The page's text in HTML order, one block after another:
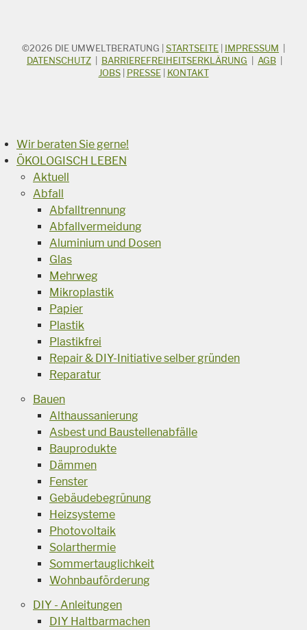
STICHWORTSUCHE
Suchbegriff
©2026 DIE UMWELTBERATUNG STARTSEITE IMPRESSUM
DATENSCHUTZ
BARRIEREFREIHEITSERKLÄRUNG AGB
JOBS| PRESSE| KONTAKT
Wir beraten Sie gerne!
ÖKOLOGISCH LEBEN
Aktuell
Abfall
Abfalltrennung
Abfallvermeidung
Aluminium und Dosen
Glas
Mehrweg
Mikroplastik
Papier
Plastik
Plastikfrei
Repair & DIY-Initiative selber gründen
Reparatur
Bauen
Althaussanierung
Asbest und Baustellenabfälle
Bauprodukte
Dämmen
Fenster
Gebäudebegrünung
Heizsysteme
Photovoltaik
Solarthermie
Sommertauglichkeit
Wohnbauförderung
DIY - Anleitungen
DIY Haltbarmachen